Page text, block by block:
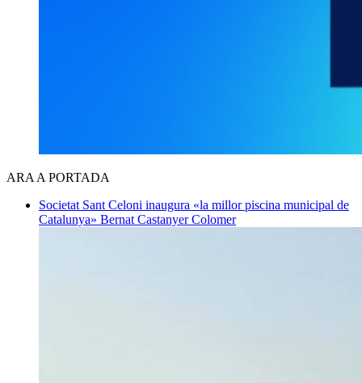
ARA A PORTADA
Societat Sant Celoni inaugura «la millor piscina municipal de
Catalunya» Bernat Castanyer Colomer